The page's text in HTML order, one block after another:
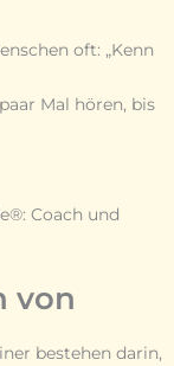
oft: „Kenn
Mal hören, bis
von
bestehen darin,